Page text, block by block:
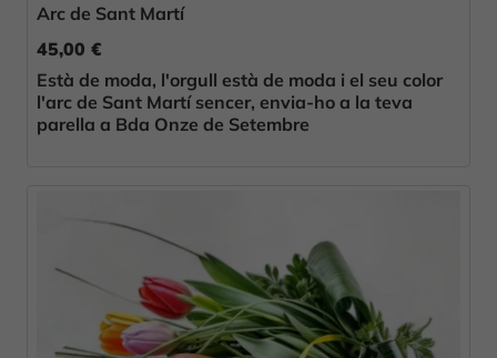
Arc de Sant Martí
45,00 €
Està de moda, l'orgull està de moda i el seu color
l'arc de Sant Martí sencer, envia-ho a la teva
parella a Bda Onze de Setembre